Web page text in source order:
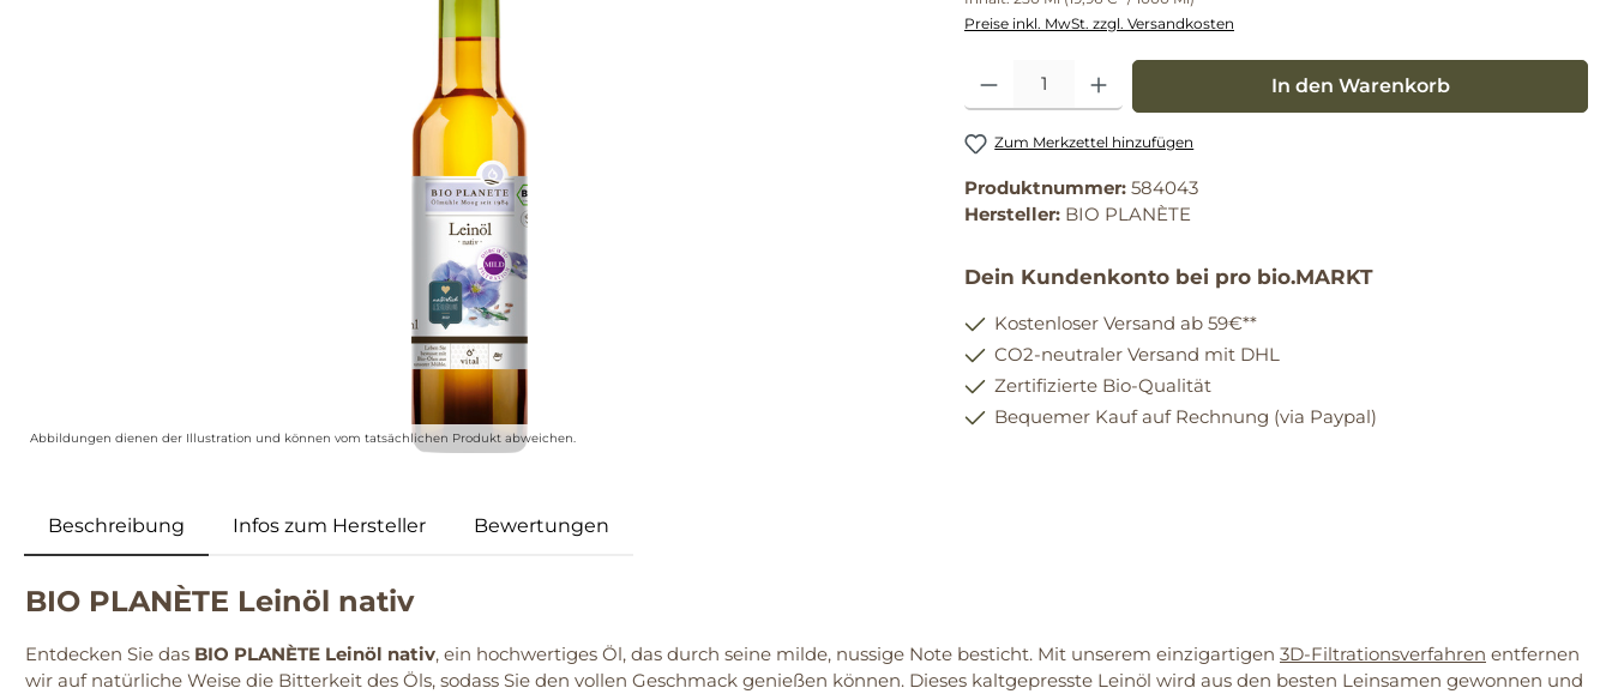
Abbildungen dienen der Illustration und können vom tatsächlichen Produkt abweichen.
Preise inkl. MwSt. zzgl. Versandkosten
Produkt Anzahl: Gib den gewünschten Wert ein oder benutze die Schaltflächen um die
In den Warenkorb
Zum Merkzettel hinzufügen
Produktnummer: 584043
Hersteller: BIO PLANÈTE
Dein Kundenkonto bei pro bio.MARKT
Kostenloser Versand ab 59€**
CO2-neutraler Versand mit DHL
Zertifizierte Bio-Qualität
Bequemer Kauf auf Rechnung (via Paypal)
Beschreibung Infos zum Hersteller Bewertungen
BIO PLANÈTE Leinöl nativ
Entdecken Sie das BIO PLANÈTE Leinöl nativ, ein hochwertiges Öl, das durch seine milde, nussige Note besticht. Mit unserem einzigartigen 3D-Filtrationsverfahren entfernen
wir auf natürliche Weise die Bitterkeit des Öls, sodass Sie den vollen Geschmack genießen können. Dieses kaltgepresste Leinöl wird aus den besten Leinsamen gewonnen und